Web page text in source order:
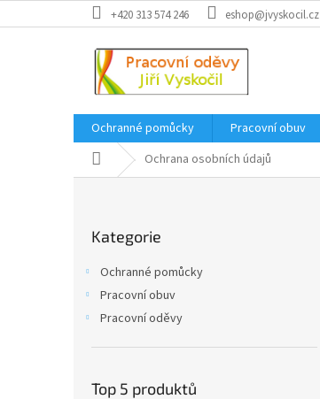
na
+420 313 574 246 eshop@jvyskocil.cz
Ochranné pomůcky Pracovní obuv
Domů Ochrana osobních údajů
kategorie
Kategorie
Ochranné pomůcky
Pracovní obuv
Pracovní oděvy
Top 5 produktů